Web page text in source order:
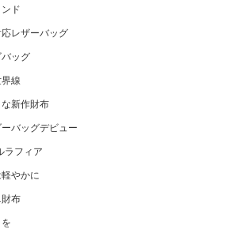
ド
レザーバッグ
ッグ
線
新作財布
バッグデビュー
ラフィア
やかに
布